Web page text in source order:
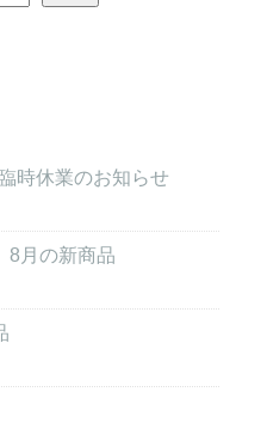
時休業のお知らせ
月の新商品